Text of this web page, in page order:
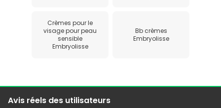
Crèmes pour le
visage pour peau
sensible
Embryolisse
Bb crèmes
Embryolisse
Avis réels des utilisateurs